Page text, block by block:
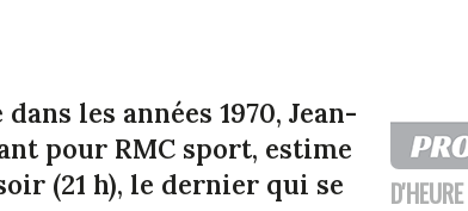
les années 1970, Jean-
pour RMC sport, estime
(21 h), le dernier qui se